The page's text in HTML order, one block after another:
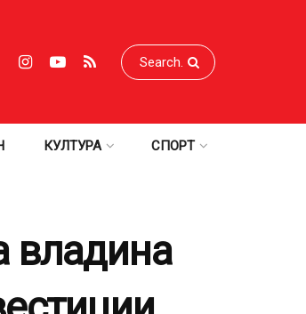
КУЛТУРА СПОРТ
владина